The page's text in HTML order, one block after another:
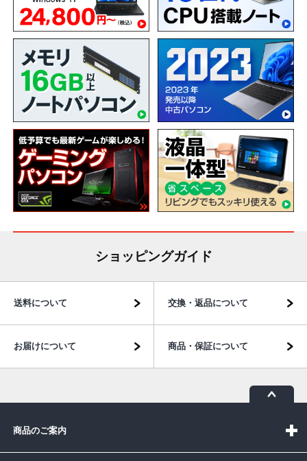
ショッピングガイド
送料について 交換・返品について
お届けについて 商品・保証について
商品のご案内